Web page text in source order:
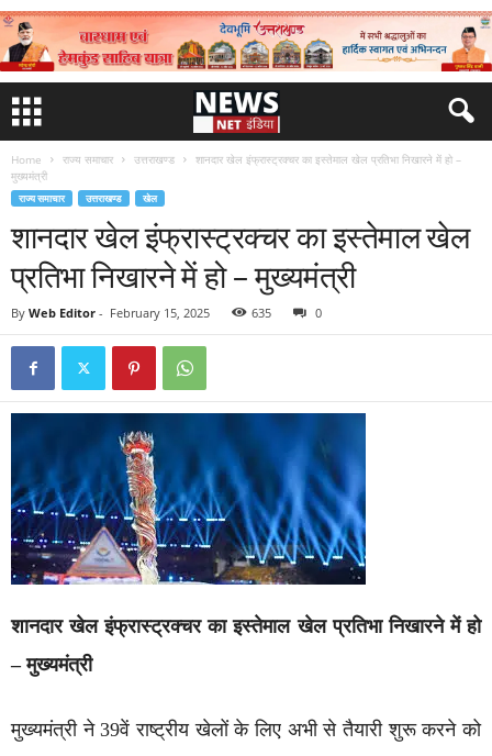
Home राज्य समाचार उत्तराखण्ड
शानदार खेल इंफ्रास्ट्रक्चर का इस्तेमाल खेल प्रतिभा निखारने में हो –
मुख्यमंत्री
राज्य समाचार उत्तराखण्ड खेल
शानदार खेल इंफ्रास्ट्रक्चर का इस्तेमाल खेल
प्रतिभा निखारने में हो – मुख्यमंत्री
By Web Editor - February 15, 2025 635 0
शानदार खेल इंफ्रास्ट्रक्चर का इस्तेमाल खेल प्रतिभा निखारने में हो
– मुख्यमंत्री
मुख्यमंत्री ने 39वें राष्ट्रीय खेलों के लिए अभी से तैयारी शुरू करने को